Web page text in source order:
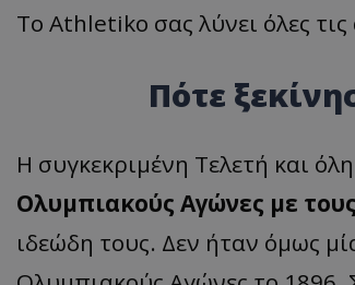
Το Athletiko σας λύνει όλες τις
Πότε
Η συγκεκριμένη Τελετή και
Ολυμπιακούς Αγώνες με
ιδεώδη τους. Δεν ήταν όμως